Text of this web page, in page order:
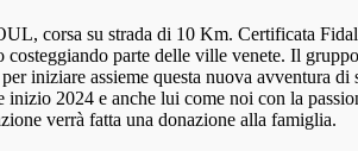
corsa su strada di 10 Km. Certificata
parte delle ville venete. Il
iniziare assieme questa nuova avventura
2024 e anche lui come noi con la
verrà fatta una donazione alla famiglia.